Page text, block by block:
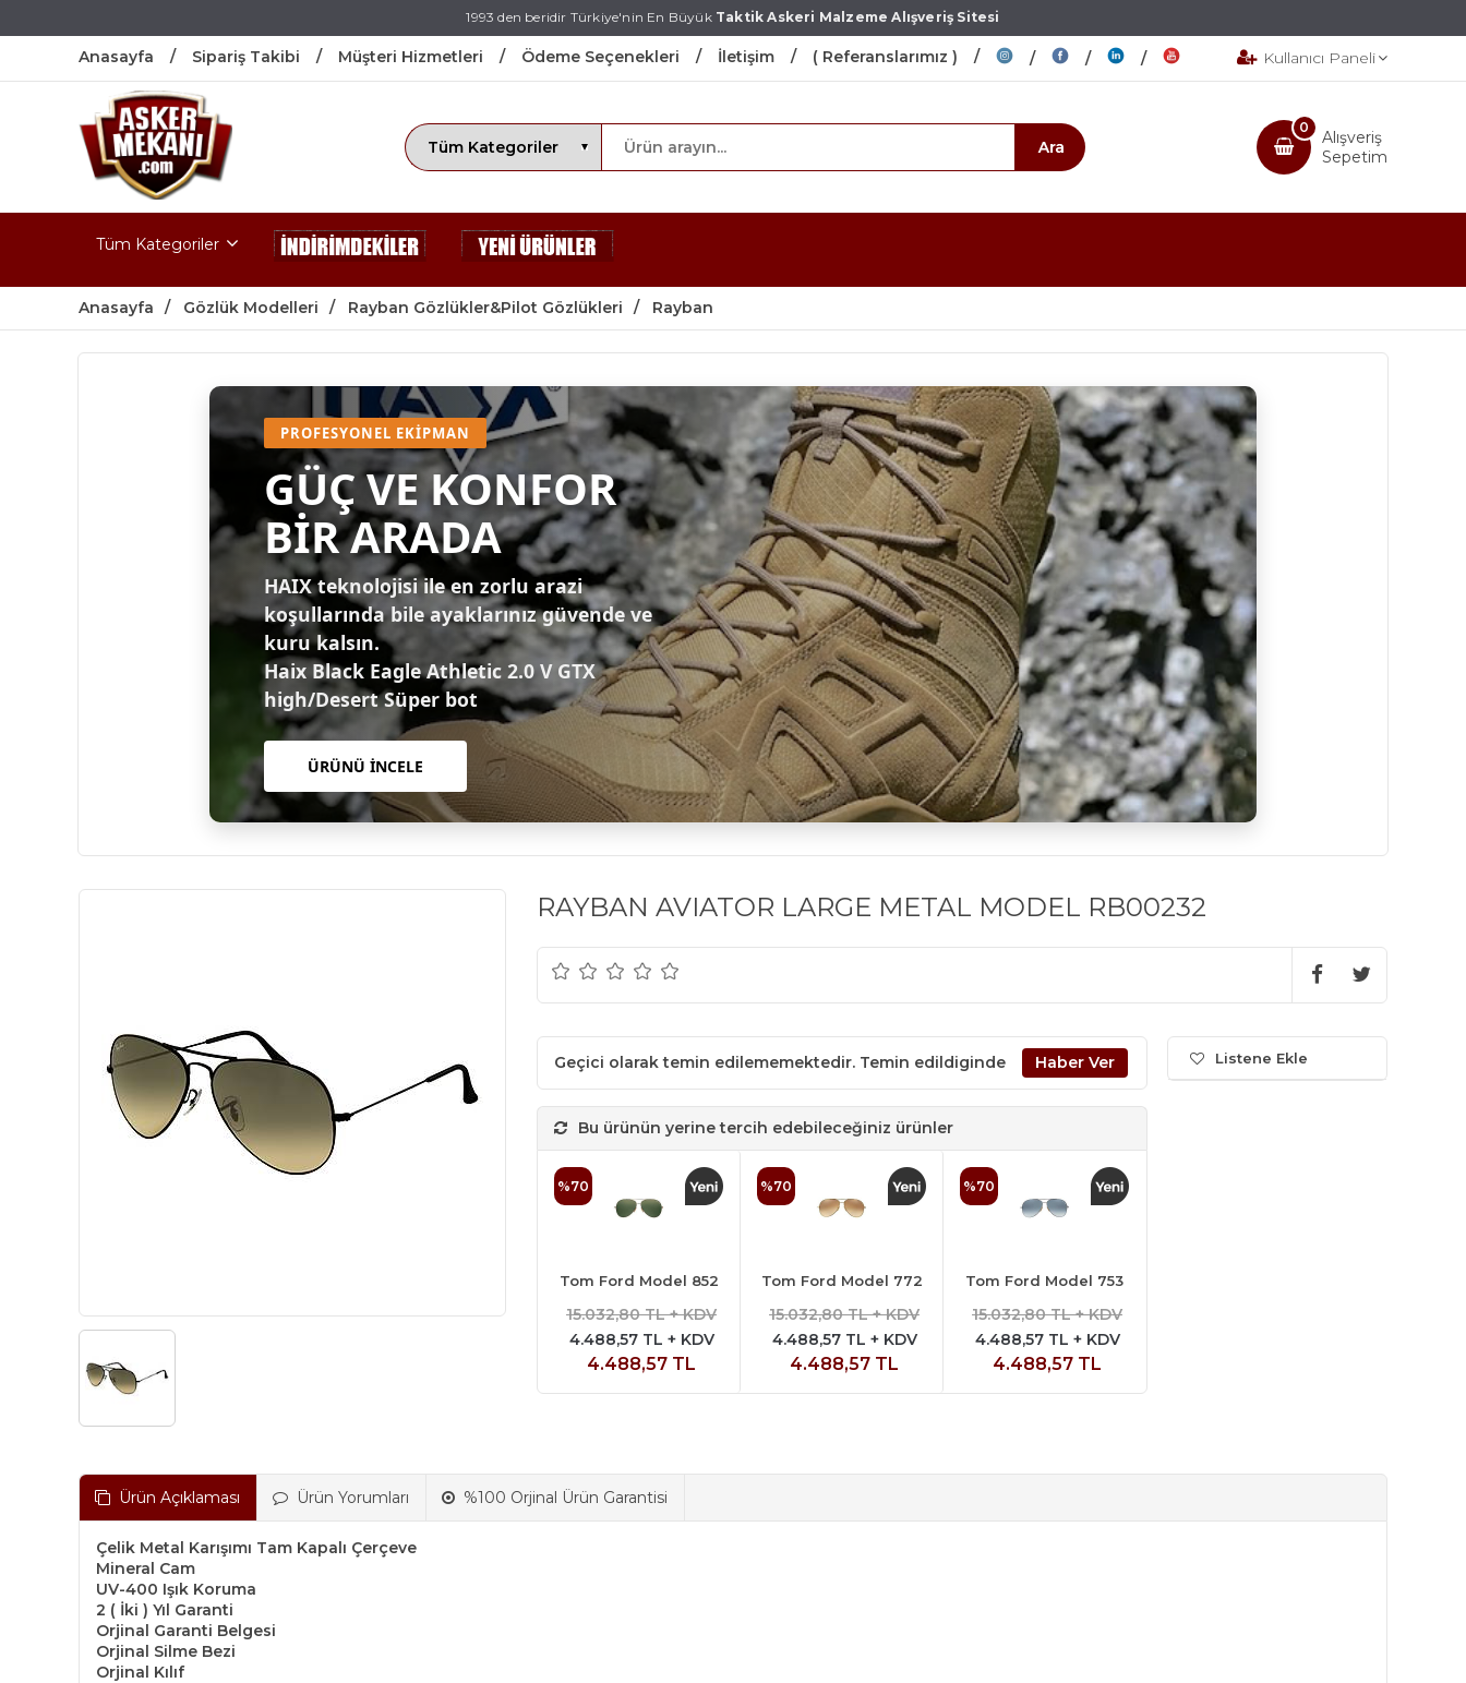
1993 den beridir Türkiye'nin En BüyükTaktik Askeri Malzeme Alışveriş Sitesi
Anasayfa Sipariş Takibi Müşteri Hizmetleri Ödeme Seçenekleri İletişim ( Referanslarımız ) Kullanıcı Paneli
Alışveriş
Sepetim
0
Tüm Kategoriler
Anasayfa Gözlük Modelleri Rayban Gözlükler&Pilot Gözlükleri Rayban
PROFESYONEL EKIPMAN
GÜÇ VE KONFOR
BİR ARADA
HAIX teknolojisi ile en zorlu arazi
koşullarında bile ayaklarınız güvende ve
kuru kalsın.
Haix Black Eagle Athletic 2.0 V GTX
high/Desert Süper bot
ÜRÜNÜ İNCELE
RAYBAN AVIATOR LARGE METAL MODEL RB00232
Geçici olarak temin edilememektedir. Temin edildiginde
Bu ürünün yerine tercih edebileceğiniz ürünler
Tom Ford Model 852
15.032,80 TL + KDV
4.488,57 TL + KDV
4.488,57 TL
%70
Tom Ford Model 772
15.032,80 TL + KDV
4.488,57 TL + KDV
4.488,57 TL
%70
Tom Ford Model 753
15.032,80 TL + KDV
4.488,57 TL + KDV
4.488,57 TL
%70
Listene Ekle
Ürün Açıklaması Ürün Yorumları %100 Orjinal Ürün Garantisi
Çelik Metal Karışımı Tam Kapalı Çerçeve
Mineral Cam
UV-400 Işık Koruma
2 ( İki ) Yıl Garanti
Orjinal Garanti Belgesi
Orjinal Silme Bezi
Orjinal Kılıf